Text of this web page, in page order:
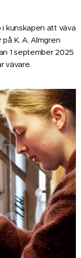
kunskapen att väva
K. A. Almgren
1 september 2025
vävare.